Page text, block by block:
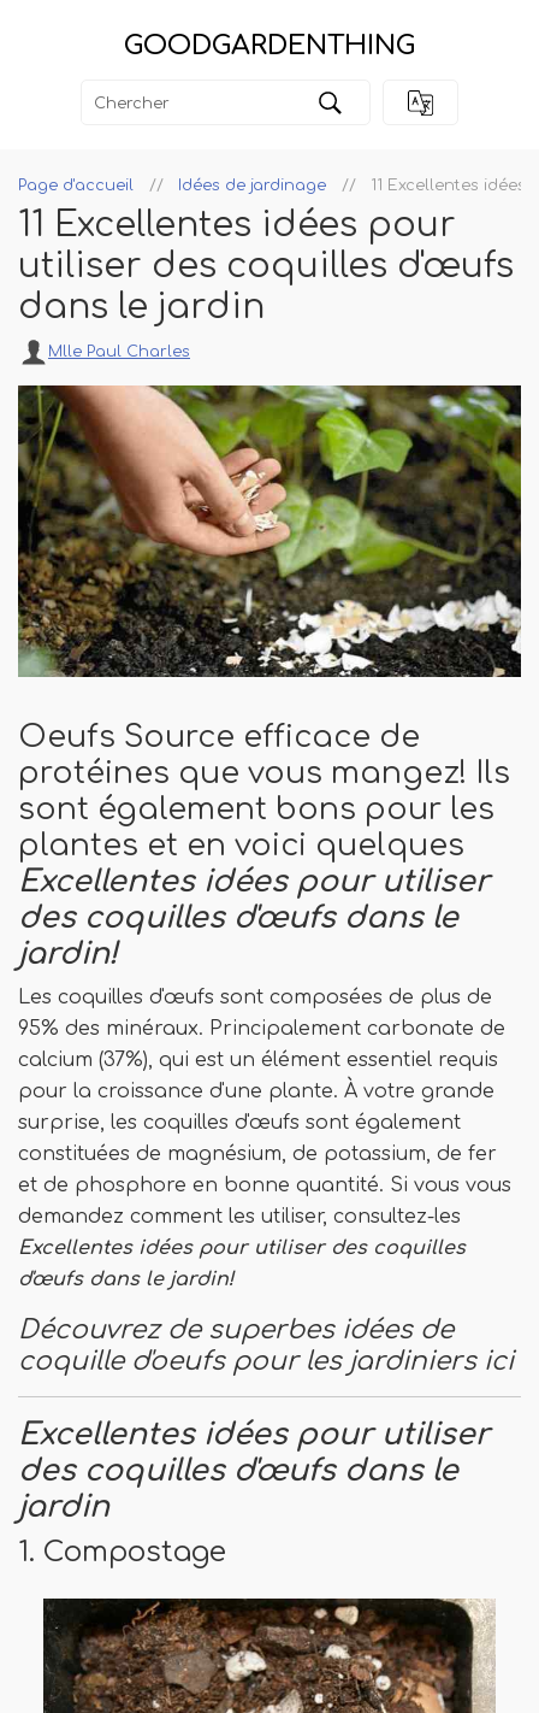
GOODGARDENTHING
Page d'accueil Idées de jardinage 11 Excellentes
11 Excellentes idées pour
utiliser des coquilles d'œufs
dans le jardin
Mlle Paul Charles
Oeufs Source efficace de
protéines que vous mangez! Ils
sont également bons pour les
plantes et en voici quelques
Excellentes idées pour utiliser
des coquilles d'œufs dans le
jardin!
Les coquilles d'œufs sont composées de plus de
95% des minéraux. Principalement carbonate de
calcium (37%), qui est un élément essentiel requis
pour la croissance d'une plante. À votre grande
surprise, les coquilles d'œufs sont également
constituées de magnésium, de potassium, de fer
et de phosphore en bonne quantité. Si vous vous
demandez comment les utiliser, consultez-les
Excellentes idées pour utiliser des coquilles
d'œufs dans le jardin!
Découvrez de superbes idées de
coquille d'oeufs pour les jardiniers ici
Excellentes idées pour utiliser
des coquilles d'œufs dans le
jardin
1. Compostage